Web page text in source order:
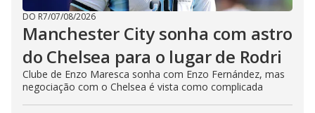
DO R7/07/08/2026
Manchester City sonha com astro
do Chelsea para o lugar de Rodri
Clube de Enzo Maresca sonha com Enzo Fernández, mas
negociação com o Chelsea é vista como complicada